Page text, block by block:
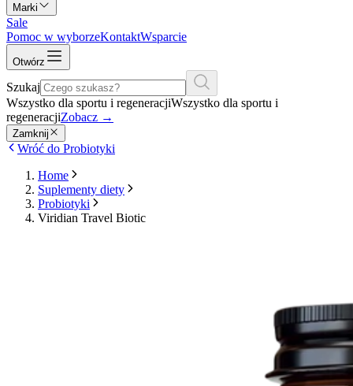
Marki
Sale
Pomoc w wyborzeKontaktWsparcie
Otwórz
Szukaj
Wszystko dla sportu i regeneracjiWszystko dla sportu i
regeneracjiZobacz →
Zamknij
Wróć do Probiotyki
Home
Suplementy diety
Probiotyki
Viridian Travel Biotic